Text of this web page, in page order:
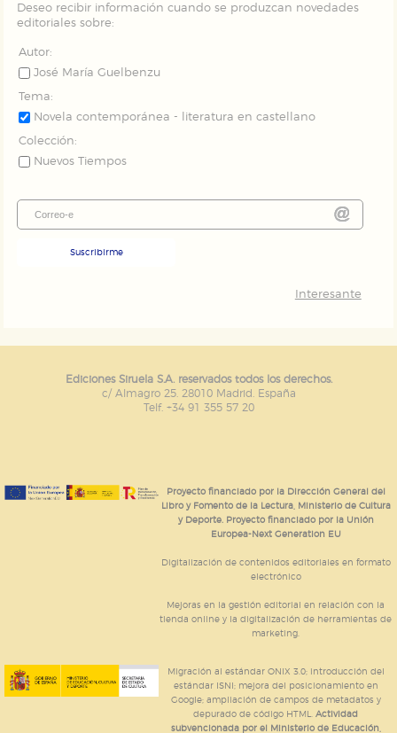
Deseo recibir información cuando se produzcan novedades
editoriales sobre:
Autor:
José María Guelbenzu
Tema:
Novela contemporánea - literatura en castellano
Colección:
Nuevos Tiempos
Suscribirme
Interesante
Ediciones Siruela S.A. reservados todos los derechos.
c/ Almagro 25. 28010 Madrid. España
Telf. +34 91 355 57 20
Proyecto financiado por la Dirección General del
Libro y Fomento de la Lectura, Ministerio de Cultura
y Deporte. Proyecto financiado por la Unión
Europea-Next Generation EU
Digitalización de contenidos editoriales en formato
electrónico
Mejoras en la gestión editorial en relación con la
tienda online y la digitalización de herramientas de
marketing.
Migración al estándar ONIX 3.0; introducción del
estándar ISNI; mejora del posicionamiento en
Google; ampliación de campos de metadatos y
depurado de código HTML.Actividad
subvencionada por el Ministerio de Educación,